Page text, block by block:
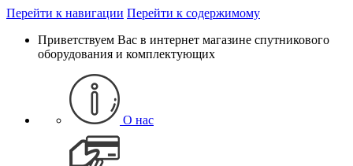
Перейти к навигации Перейти к содержимому
Приветствуем Вас в интернет магазине спутникового
оборудования и комплектующих
О нас